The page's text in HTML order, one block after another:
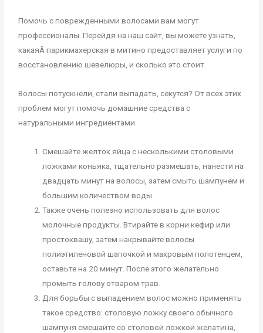
Помочь с поврежденными волосами вам могут
профессионалы. Перейдя на наш сайт, вы можете узнать,
какаяÂ парикмахерская в митино предоставляет услуги по
восстановлению шевелюры, и сколько это стоит.
Волосы потускнели, стали выпадать, секутся? От всех этих
проблем могут помочь домашние средства с
натуральными ингредиентами.
Смешайте желток яйца с несколькими столовыми
ложками коньяка, тщательно размешать, нанести на
двадцать минут на волосы, затем смыть шампунем и
большим количеством воды.
Также очень полезно использовать для волос
молочные продукты. Втирайте в корни кефир или
простоквашу, затем накрывайте волосы
полиэтиленовой шапочкой и махровым полотенцем,
оставьте на 20 минут. После этого желательно
промыть голову отваром трав.
Для борьбы с выпадением волос можно применять
такое средство: столовую ложку своего обычного
шампуня смешайте со столовой ложкой желатина,